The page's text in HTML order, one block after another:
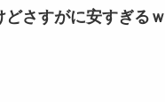
さすがに安すぎるｗ